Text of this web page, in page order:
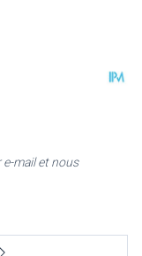
mail et nous